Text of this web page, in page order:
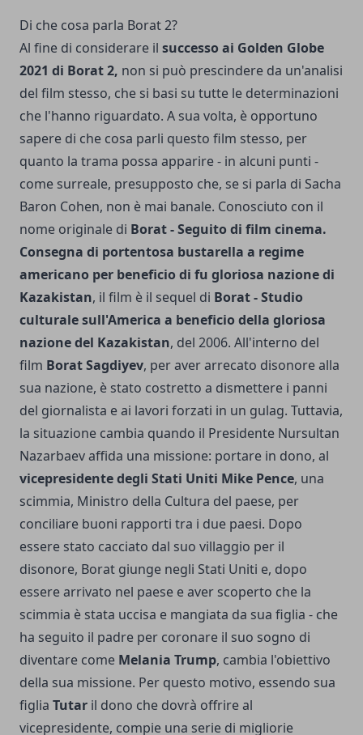
Di che cosa parla Borat 2?
Al fine di considerare il successo ai Golden Globe
2021 di Borat 2, non si può prescindere da un'analisi
del film stesso, che si basi su tutte le determinazioni
che l'hanno riguardato. A sua volta, è opportuno
sapere di che cosa parli questo film stesso, per
quanto la trama possa apparire - in alcuni punti -
come surreale, presupposto che, se si parla di Sacha
Baron Cohen, non è mai banale. Conosciuto con il
nome originale di Borat - Seguito di film cinema.
Consegna di portentosa bustarella a regime
americano per beneficio di fu gloriosa nazione di
Kazakistan, il film è il sequel di Borat - Studio
culturale sull'America a beneficio della gloriosa
nazione del Kazakistan, del 2006. All'interno del
film Borat Sagdiyev, per aver arrecato disonore alla
sua nazione, è stato costretto a dismettere i panni
del giornalista e ai lavori forzati in un gulag. Tuttavia,
la situazione cambia quando il Presidente Nursultan
Nazarbaev affida una missione: portare in dono, al
vicepresidente degli Stati Uniti Mike Pence, una
scimmia, Ministro della Cultura del paese, per
conciliare buoni rapporti tra i due paesi. Dopo
essere stato cacciato dal suo villaggio per il
disonore, Borat giunge negli Stati Uniti e, dopo
essere arrivato nel paese e aver scoperto che la
scimmia è stata uccisa e mangiata da sua figlia - che
ha seguito il padre per coronare il suo sogno di
diventare come Melania Trump, cambia l'obiettivo
della sua missione. Per questo motivo, essendo sua
figlia Tutar il dono che dovrà offrire al
vicepresidente, compie una serie di migliorie